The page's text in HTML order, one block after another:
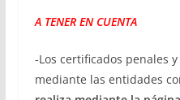
A TENER EN CUENTA
-Los certificados penales
mediante las entidades